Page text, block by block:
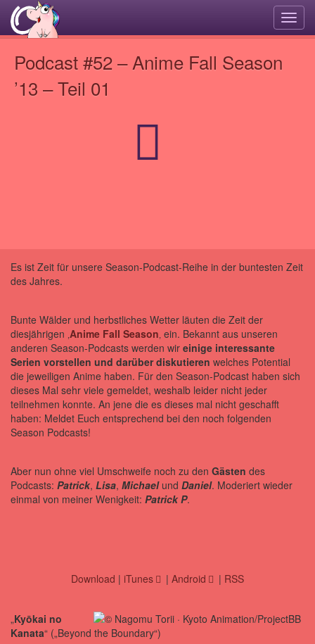
Podcast #52 – Anime Fall Season
’13 – Teil 01
Es ist Zeit für unsere Season-Podcast-Reihe in der buntesten Zeit
des Jahres.
Bunte Wälder und herbstliches Wetter läuten die Zeit der
diesjährigen ‚Anime Fall Season‚ ein. Bekannt aus unseren
anderen Season-Podcasts werden wir einige interessante
Serien vorstellen und darüber diskutieren welches Potential
die jeweiligen Anime haben. Für den Season-Podcast haben sich
dieses Mal sehr viele gemeldet, weshalb leider nicht jeder
teilnehmen konnte. An jene die es dieses mal nicht geschafft
haben: Meldet Euch entsprechend bei den noch folgenden
Season Podcasts!
Aber nun ohne viel Umschweife noch zu den Gästen des
Podcasts: Patrick, Lisa, Michaelund Daniel. Moderiert wieder
einmal von meiner Wenigkeit: Patrick P.
Download | iTunes | Android | RSS
„Kyōkai no
Kanata“ („Beyond the Boundary“)